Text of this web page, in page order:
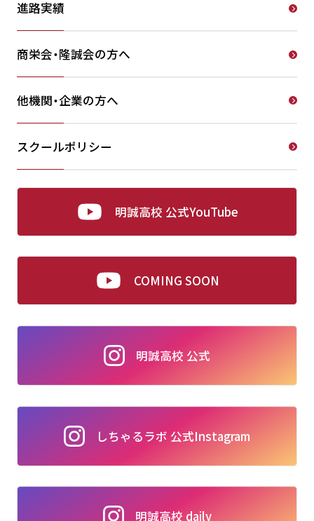
進路実績
商栄会・隆誠会の方へ
他機関・企業の方へ
スクールポリシー
明誠高校 公式YouTube
COMING SOON
明誠高校 公式
しちゃるラボ 公式Instagram
明誠高校 daily